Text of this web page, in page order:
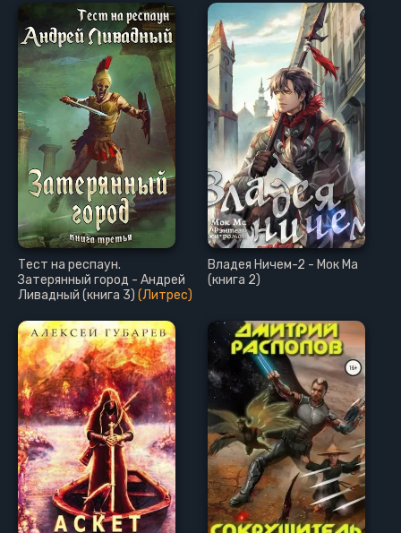
Тест на респаун.
Затерянный город - Андрей
Ливадный (книга 3) (Литрес)
Владея Ничем-2 - Мок Ма
(книга 2)